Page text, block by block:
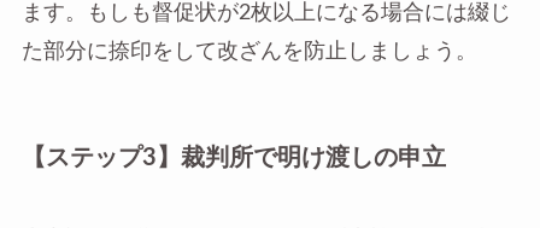
ます。もしも督促状が2枚以上になる場合には綴じ
た部分に捺印をして改ざんを防止しましょう。
【ステップ3】裁判所で明け渡しの申立